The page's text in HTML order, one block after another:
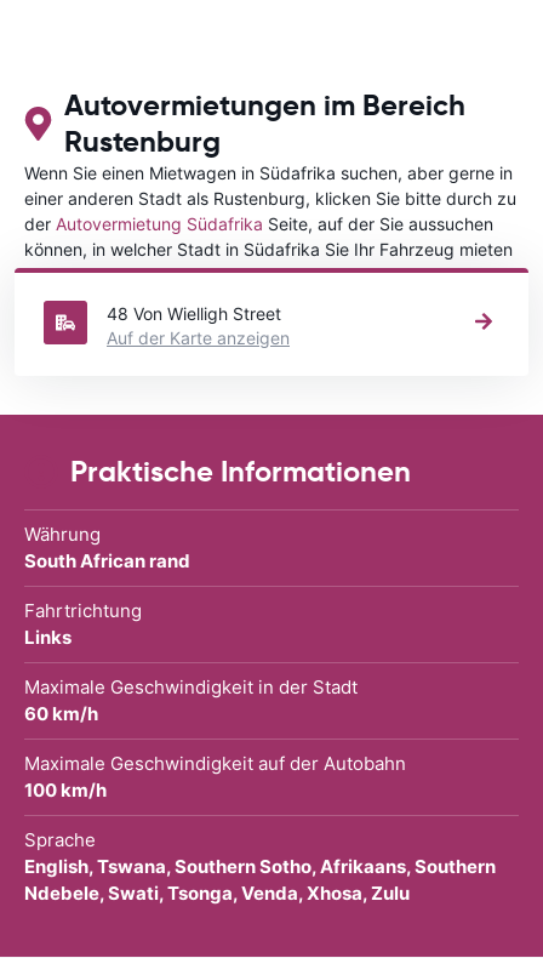
Autovermietungen im Bereich
Rustenburg
Wenn Sie einen Mietwagen in Südafrika suchen, aber gerne in
einer anderen Stadt als Rustenburg, klicken Sie bitte durch zu
der Autovermietung Südafrika Seite, auf der Sie aussuchen
können, in welcher Stadt in Südafrika Sie Ihr Fahrzeug mieten
wollen.
48 Von Wielligh Street
Auf der Karte anzeigen
Praktische Informationen
Währung
South African rand
Fahrtrichtung
Links
Maximale Geschwindigkeit in der Stadt
60 km/h
Maximale Geschwindigkeit auf der Autobahn
100 km/h
Sprache
English, Tswana, Southern Sotho, Afrikaans, Southern
Ndebele, Swati, Tsonga, Venda, Xhosa, Zulu